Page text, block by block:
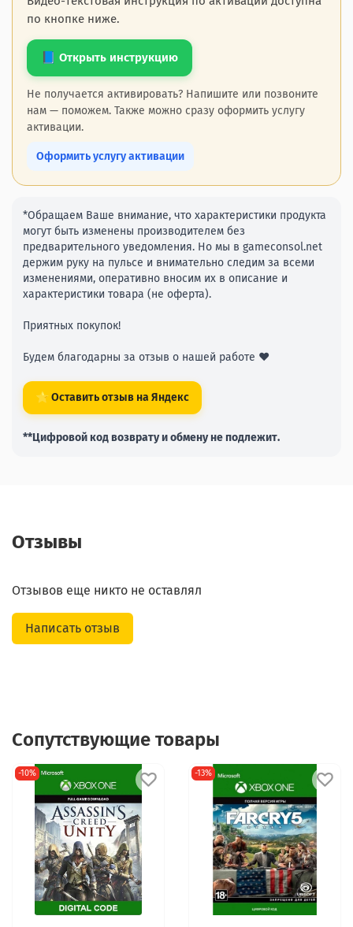
по кнопке ниже.
📘 Открыть инструкцию
Не получается активировать? Напишите или позвоните
нам — поможем. Также можно сразу оформить услугу
активации.
Оформить услугу активации
*Обращаем Ваше внимание, что характеристики продукта
могут быть изменены производителем без
предварительного уведомления. Но мы в gameconsol.net
держим руку на пульсе и внимательно следим за всеми
изменениями, оперативно вносим их в описание и
характеристики товара (не оферта).
Приятных покупок!
Будем благодарны за отзыв о нашей работе ❤️
⭐ Оставить отзыв на Яндекс
**Цифровой код возврату и обмену не подлежит.
Отзывы
Отзывов еще никто не оставлял
Написать отзыв
Сопутствующие товары
-10% -13%